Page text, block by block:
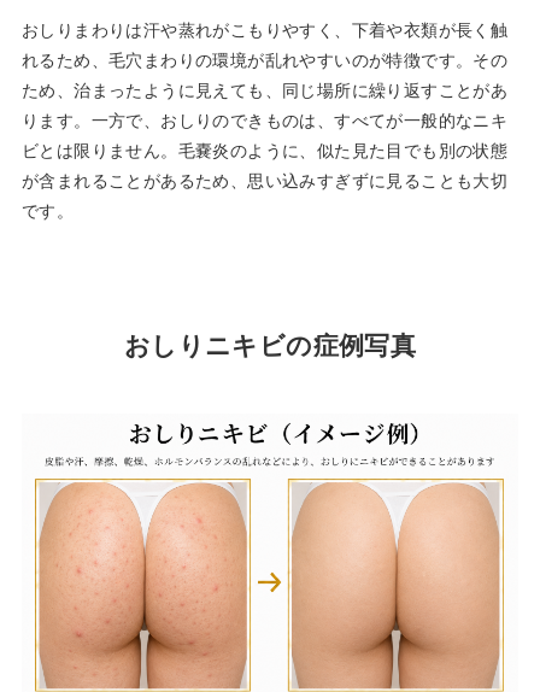
おしりまわりは汗や蒸れがこもりやすく、下着や衣類が長く触
れるため、毛穴まわりの環境が乱れやすいのが特徴です。その
ため、治まったように見えても、同じ場所に繰り返すことがあ
ります。一方で、おしりのできものは、すべてが一般的なニキ
ビとは限りません。毛嚢炎のように、似た見た目でも別の状態
が含まれることがあるため、思い込みすぎずに見ることも大切
です。
おしりニキビの症例写真